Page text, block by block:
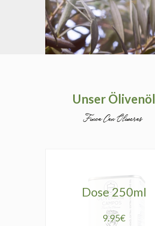
Unser Ölivenöl
Dose 250ml
9.95€